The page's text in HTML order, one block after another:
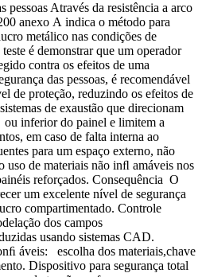
pessoas Através da resistência a arco
anexo A indica o método para
metálico nas condições de
é demonstrar que um operador
contra os efeitos de uma
das pessoas, é recomendável
de proteção, reduzindo os efeitos de
de exaustão que direcionam
ou inferior do painel e limitem a
em caso de falta interna ao
para um espaço externo, não
de materiais não inﬂ amáveis nos
reforçados. Consequência O
um excelente nível de segurança
compartimentado. Controle
dos campos
usando sistemas CAD.
áveis: escolha dos materiais,chave
Dispositivo para segurança total